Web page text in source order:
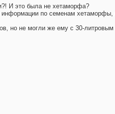
И это была не хетаморфа?
информации по семенам
но не могли же ему с 30-